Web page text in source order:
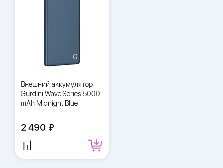
Внешний аккумулятор
Gurdini Wave Series 5000
mAh Midnight Blue
2 490